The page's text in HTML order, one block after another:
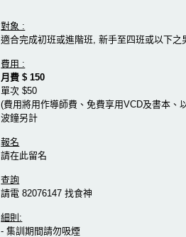
對象 :
適合完成初班或進階班, 新手至四班或以下之
費用 :
月費 $ 150
單次 $50
(費用將用作導師費、免費享用VCD及書本、
波鐘另計
報名
請在此留名
查詢
請電 82076147 找食神
細則:
- 集訓期間請勿吸煙